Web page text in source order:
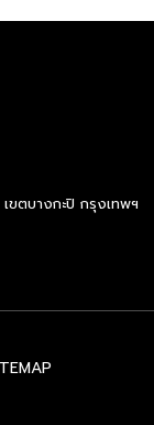
ธุรกิจ ย่าน
เราควรจะมี
ปลาทับทิม ปลา
หนีไม่พันน้ำจิ้ม
บไม่ว่าจะเป็น
รเด็ดหรือทำให้
ควร เราจะมี
ตบางกะปิ กรุงเทพฯ